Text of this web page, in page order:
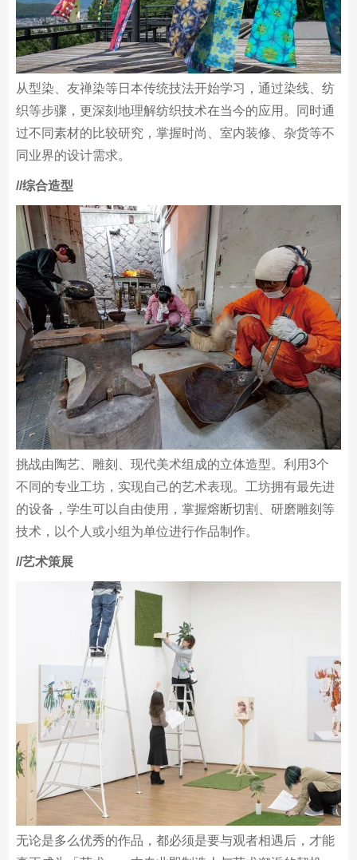
从型染、友禅染等日本传统技法开始学习，通过染线、纺
织等步骤，更深刻地理解纺织技术在当今的应用。同时通
同业界的设计需求。
/综合造型
挑战由陶艺、雕刻、现代美术组成的立体造型。利用3个
不同的专业工坊，实现自己的艺术表现。工坊拥有最先进
技术，以个人或小组为单位进行作品制作。